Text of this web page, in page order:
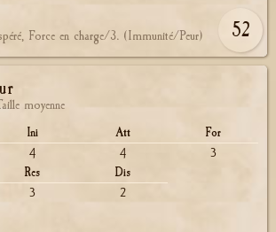
Force en charge/3. (Immunité/Peur) 52
moyenne
Ini
4
Att
4
For
3
Res
3
Dis
2